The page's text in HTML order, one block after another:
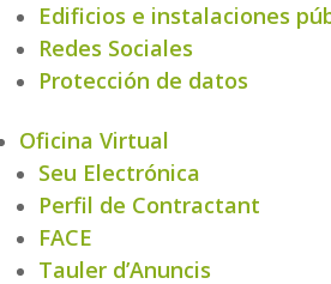
Edificios e instalaciones
Redes Sociales
Protección de datos
Oficina Virtual
Seu Electrónica
Perfil de Contractant
FACE
Tauler d’Anuncis